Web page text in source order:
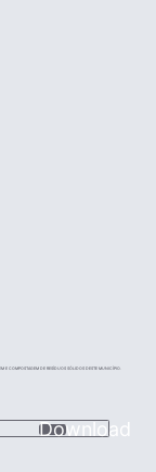
E COMPOSTAGEM DE RESÍDUOS SÓLIDOS DESTE MUNICÍPIO.
Download